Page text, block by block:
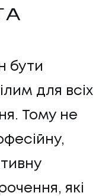
бути
для всіх
Тому не
які